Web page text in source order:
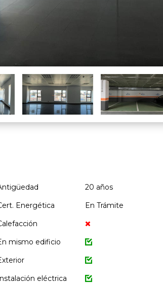
20 años
Energética En Trámite
mismo edificio
eléctrica